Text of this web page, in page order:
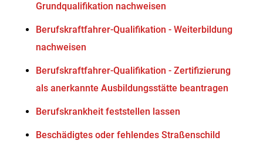
Grundqualifikation nachweisen
Berufskraftfahrer-Qualifikation - Weiterbildung
nachweisen
Berufskraftfahrer-Qualifikation - Zertifizierung
als anerkannte Ausbildungsstätte beantragen
Berufskrankheit feststellen lassen
Beschädigtes oder fehlendes Straßenschild